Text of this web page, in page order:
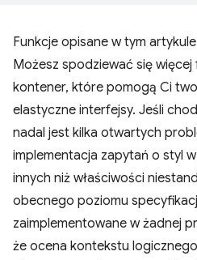
Funkcje opisane w tym
Możesz spodziewać się
kontener, które pomogą Ci
elastyczne interfejsy. Jeśli
nadal jest kilka otwartych
implementacja zapytań o styl
innych niż właściwości
obecnego poziomu
zaimplementowane w żadnej
że ocena kontekstu